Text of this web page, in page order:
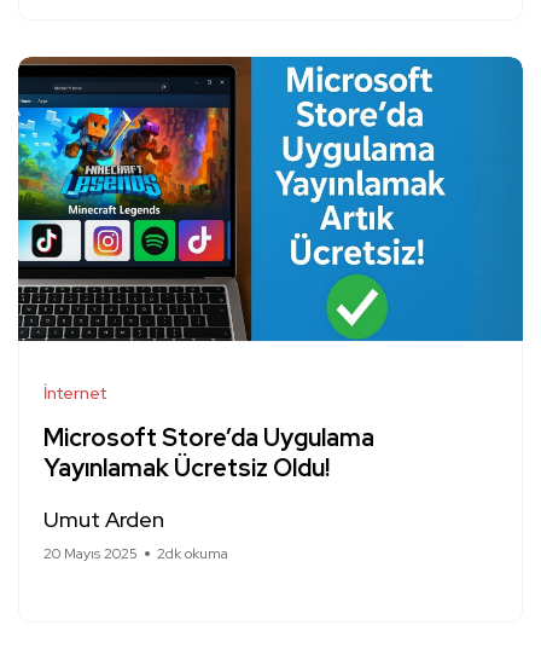
İnternet
Microsoft Store’da Uygulama
Yayınlamak Ücretsiz Oldu!
Umut Arden
20 Mayıs 2025 2dk okuma